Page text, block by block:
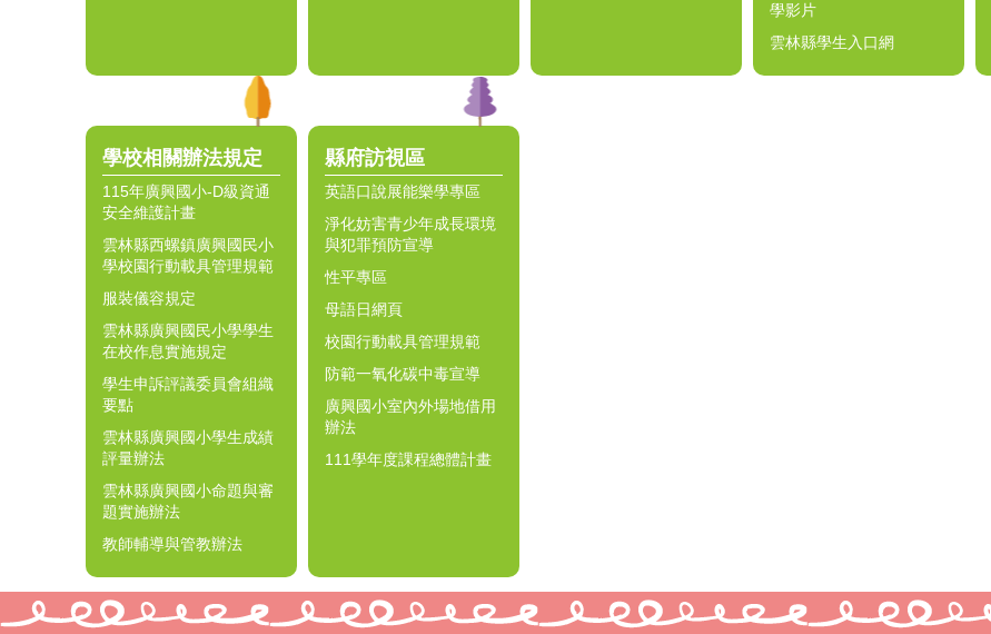
學影片
雲林縣學生入口網
學校相關辦法規定
115年廣興國小-D級資通
安全維護計畫
雲林縣西螺鎮廣興國民小
學校園行動載具管理規範
服裝儀容規定
雲林縣廣興國民小學學生
在校作息實施規定
學生申訴評議委員會組織
要點
雲林縣廣興國小學生成績
評量辦法
雲林縣廣興國小命題與審
題實施辦法
教師輔導與管教辦法
縣府訪視區
英語口說展能樂學專區
淨化妨害青少年成長環境
與犯罪預防宣導
性平專區
母語日網頁
校園行動載具管理規範
防範一氧化碳中毒宣導
廣興國小室內外場地借用
辦法
111學年度課程總體計畫